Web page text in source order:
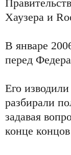
Хаузера и
В январе
перед
Его
разбирали
задавая
конце